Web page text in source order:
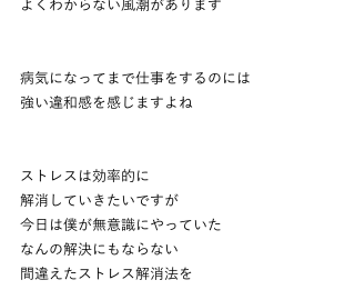
よくわからない風潮があります
病気になってまで仕事をするのには
強い違和感を感じますよね
ストレスは効率的に
解消していきたいですが
今日は僕が無意識にやっていた
なんの解決にもならない
間違えたストレス解消法を